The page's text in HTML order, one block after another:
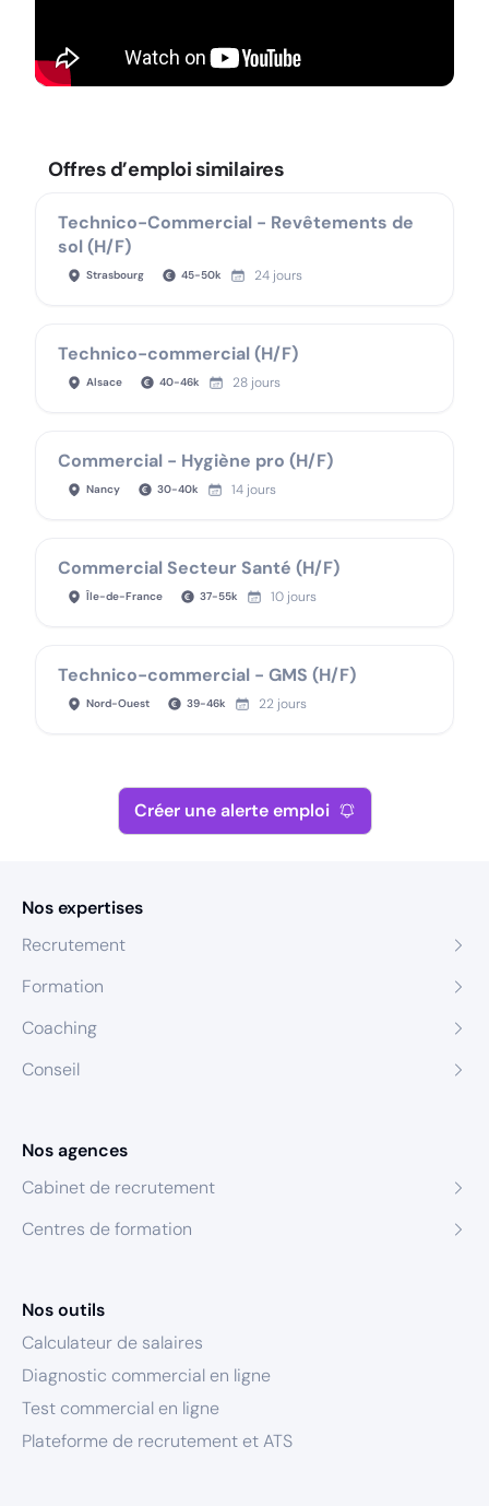
Offres d’emploi similaires
Technico-Commercial - Revêtements de
sol (H/F)
Strasbourg 45-50k 24 jours
Technico-commercial (H/F)
Alsace 40-46k 28 jours
Commercial - Hygiène pro (H/F)
Nancy 30-40k 14 jours
Commercial Secteur Santé (H/F)
Île-de-France 37-55k 10 jours
Technico-commercial - GMS (H/F)
Nord-Ouest 39-46k 22 jours
Créer une alerte emploi
Nos expertises
Recrutement
Formation
Coaching
Conseil
Nos agences
Cabinet de recrutement
Centres de formation
Nos outils
Calculateur de salaires
Diagnostic commercial en ligne
Test commercial en ligne
Plateforme de recrutement et ATS